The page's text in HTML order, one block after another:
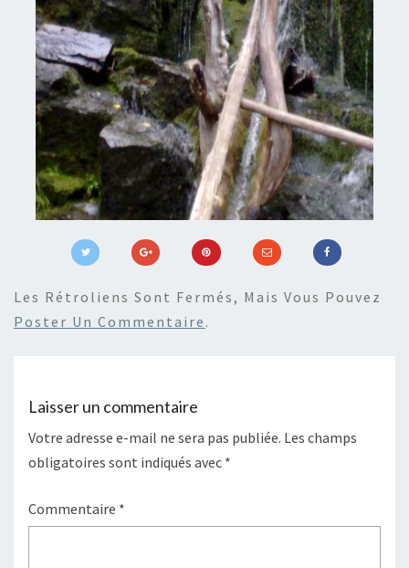
Les Rétroliens Sont Fermés, Mais Vous Pouvez
Poster Un Commentaire .
Laisser un commentaire
Votre adresse e-mail ne sera pas publiée. Les champs
obligatoires sont indiqués avec *
Commentaire *